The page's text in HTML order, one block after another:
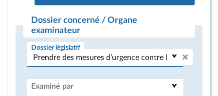
Dossier concerné / Organe
examinateur
Dossier législatif
Examiné par